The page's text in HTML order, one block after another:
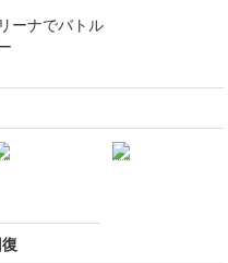
ーナでバトル